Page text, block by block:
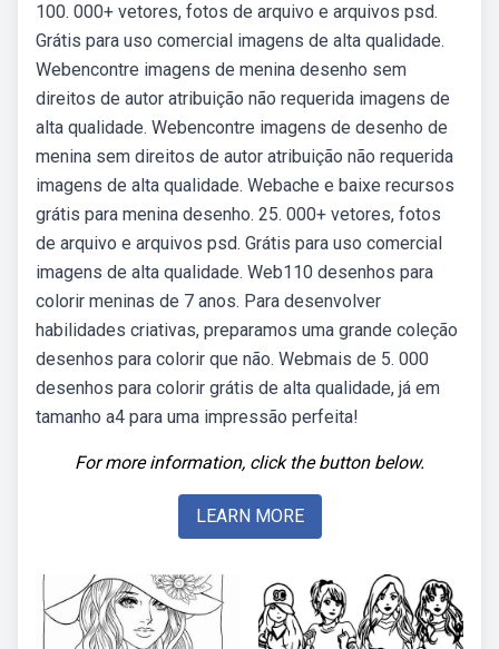
100. 000+ vetores, fotos de arquivo e arquivos psd.
Grátis para uso comercial imagens de alta qualidade.
Webencontre imagens de menina desenho sem
direitos de autor atribuição não requerida imagens de
alta qualidade. Webencontre imagens de desenho de
menina sem direitos de autor atribuição não requerida
imagens de alta qualidade. Webache e baixe recursos
grátis para menina desenho. 25. 000+ vetores, fotos
de arquivo e arquivos psd. Grátis para uso comercial
imagens de alta qualidade. Web110 desenhos para
colorir meninas de 7 anos. Para desenvolver
habilidades criativas, preparamos uma grande coleção
desenhos para colorir que não. Webmais de 5. 000
desenhos para colorir grátis de alta qualidade, já em
tamanho a4 para uma impressão perfeita!
For more information, click the button below.
LEARN MORE